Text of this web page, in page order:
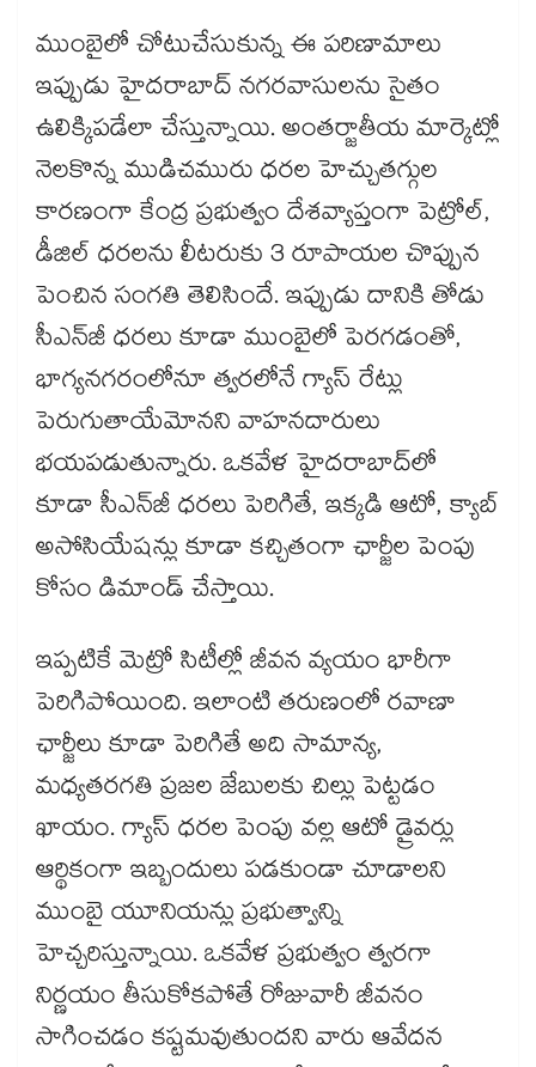
ముంబైలో చోటుచేసుకున్న ఈ పరిణామాలు
ఇప్పుడు హైదరాబాద్ నగరవాసులను సైతం
ఉలిక్కిపడేలా చేస్తున్నాయి. అంతర్జాతీయ మార్కెట్లో
నెలకొన్న ముడిచమురు ధరల హెచ్చుతగ్గుల
కారణంగా కేంద్ర ప్రభుత్వం దేశవ్యాప్తంగా పెట్రోల్,
డీజిల్ ధరలను లీటరుకు 3 రూపాయల చొప్పున
పెంచిన సంగతి తెలిసిందే. ఇప్పుడు దానికి తోడు
సీఎన్‌జీ ధరలు కూడా ముంబైలో పెరగడంతో,
భాగ్యనగరంలోనూ త్వరలోనే గ్యాస్ రేట్లు
పెరుగుతాయేమోనని వాహనదారులు
భయపడుతున్నారు. ఒకవేళ హైదరాబాద్‌లో
కూడా సీఎన్‌జీ ధరలు పెరిగితే, ఇక్కడి ఆటో, క్యాబ్
అసోసియేషన్లు కూడా కచ్చితంగా ఛార్జీల పెంపు
కోసం డిమాండ్ చేస్తాయి.
ఇప్పటికే మెట్రో సిటీల్లో జీవన వ్యయం భారీగా
పెరిగిపోయింది. ఇలాంటి తరుణంలో రవాణా
ఛార్జీలు కూడా పెరిగితే అది సామాన్య,
మధ్యతరగతి ప్రజల జేబులకు చిల్లు పెట్టడం
ఖాయం. గ్యాస్ ధరల పెంపు వల్ల ఆటో డ్రైవర్లు
ఆర్థికంగా ఇబ్బందులు పడకుండా చూడాలని
ముంబై యూనియన్లు ప్రభుత్వాన్ని
హెచ్చరిస్తున్నాయి. ఒకవేళ ప్రభుత్వం త్వరగా
నిర్ణయం తీసుకోకపోతే రోజువారీ జీవనం
సాగించడం కష్టమవుతుందని వారు ఆవేదన